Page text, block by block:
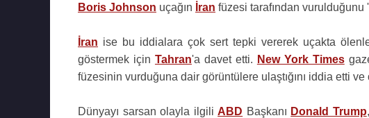
Boris Johnson uçağın İran füzesi tarafından
İran ise bu iddialara çok sert tepki vererek uçakta
göstermek için Tahran'a davet etti. New York Times
füzesinin vurduğuna dair görüntülere ulaştığını iddia etti ve
Dünyayı sarsan olayla ilgiliABD Başkanı Donald Trump